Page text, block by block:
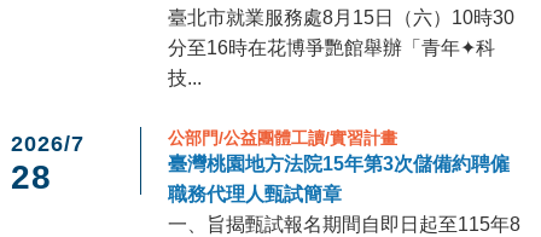
臺北市就業服務處8月15日（六）10時30
分至16時在花博爭艷館舉辦「青年✦科
技...
2026/7
28
公部門/公益團體工讀/實習計畫
臺灣桃園地方法院15年第3次儲備約聘僱
職務代理人甄試簡章
一、旨揭甄試報名期間自即日起至115年8